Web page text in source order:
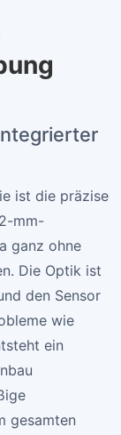
ist die präzise
mm-
ganz ohne
Die Optik ist
den Sensor
wie
ein
gesamten